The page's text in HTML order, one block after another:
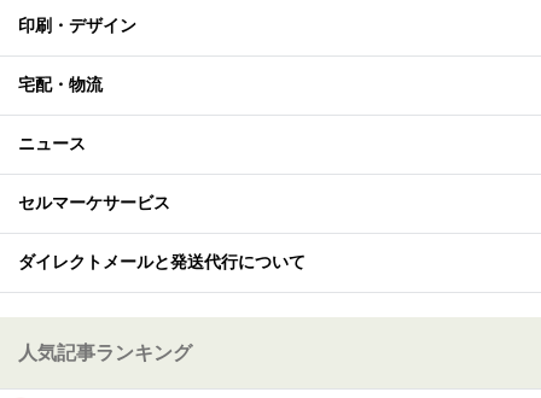
印刷・デザイン
宅配・物流
ニュース
セルマーケサービス
ダイレクトメールと発送代行について
人気記事ランキング